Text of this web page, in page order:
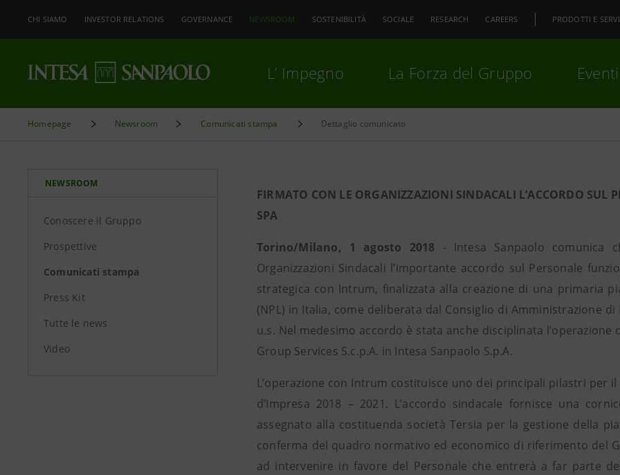
CHI SIAMO INVESTOR RELATIONS GOVERNANCE NEWSROOM SOSTENIBILITÀ SOCIALE RESEARCH CAREERS PRODOTTI E
L’ Impegno La Forza del Gruppo
Homepage Newsroom Comunicati stampa Dettaglio comunicato
NEWSROOM
Conoscere il Gruppo
Prospettive
Comunicati stampa
Press Kit
Tutte le news
Video
FIRMATO CON LE ORGANIZZAZIONI SINDACALI L’ACCORDO SUL
SPA
Torino/Milano, 1 agosto 2018 - Intesa Sanpaolo
Organizzazioni Sindacali l’importante accordo sul Personale
strategica con Intrum, finalizzata alla creazione di una primaria
(NPL) in Italia, come deliberata dal Consiglio di Amministrazione
u.s. Nel medesimo accordo è stata anche disciplinata
Group Services S.c.p.A. in Intesa Sanpaolo S.p.A.
L’operazione con Intrum costituisce uno dei principali pilastri per
d’Impresa 2018 – 2021. L’accordo sindacale fornisce una
assegnato alla costituenda società Tersia per la gestione della
conferma del quadro normativo ed economico di riferimento del
ad intervenire in favore del Personale che entrerà a far parte